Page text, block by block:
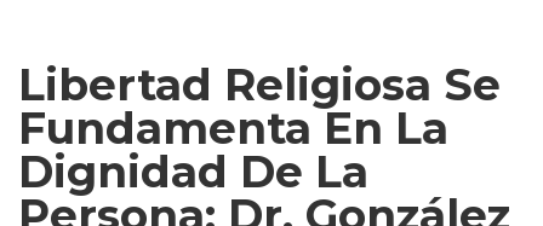
Libertad Religiosa Se
Fundamenta En La
Dignidad De La
Persona: Dr. González